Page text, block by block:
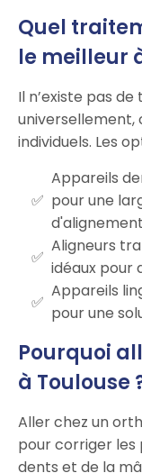
Quel
le meilleur
Il n’existe pas
universellement,
individuels. Les
Appareils
pour une
Aligneurs
idéaux pour
Appareils
pour une
Pourquoi
à Toulouse
Aller chez un
pour corriger les
dents et de la